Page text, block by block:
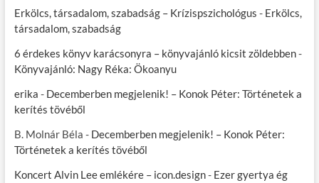
Erkölcs, társadalom, szabadság – Krízispszichológus - Erkölcs,
társadalom, szabadság
6 érdekes könyv karácsonyra – könyvajánló kicsit zöldebben-
Könyvajánló: Nagy Réka: Ökoanyu
erika - Decemberben megjelenik! – Konok Péter: Történetek a
kerítés tövéből
B. Molnár Béla - Decemberben megjelenik! – Konok Péter:
Történetek a kerítés tövéből
Koncert Alvin Lee emlékére – icon.design- Ezer gyertya ég